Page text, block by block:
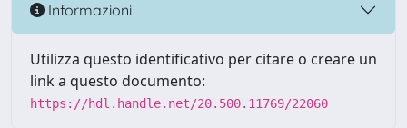
Informazioni
Utilizza questo identificativo per citare o creare un
link a questo documento:
https://hdl.handle.net/20.500.11769/22060